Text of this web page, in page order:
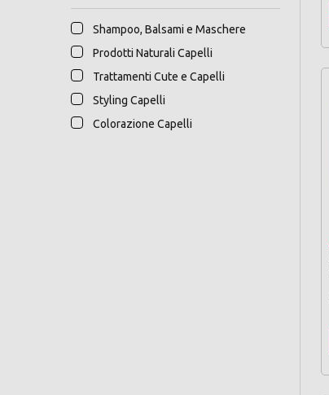
Shampoo, Balsami e Maschere
Prodotti Naturali Capelli
Trattamenti Cute e Capelli
Styling Capelli
Colorazione Capelli